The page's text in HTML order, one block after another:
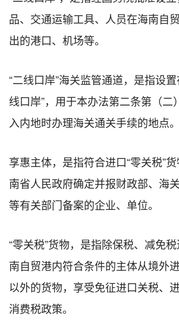
品、交通运输工具、人员在海南自
出的港口、机场等。
“二线口岸”海关监管通道，是指设
线口岸”，用于本办法第二条第（二
入内地时办理海关通关手续的地点。
享惠主体，是指符合进口“零关税”
南省人民政府确定并报财政部、海
等有关部门备案的企业、单位。
“零关税”货物，是指除保税、减免
南自贸港内符合条件的主体从境外
以外的货物，享受免征进口关税、
消费税政策。